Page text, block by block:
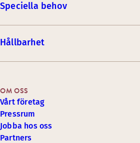
Speciella behov
Hållbarhet
OM OSS
Vårt företag
Pressrum
Jobba hos oss
Partners